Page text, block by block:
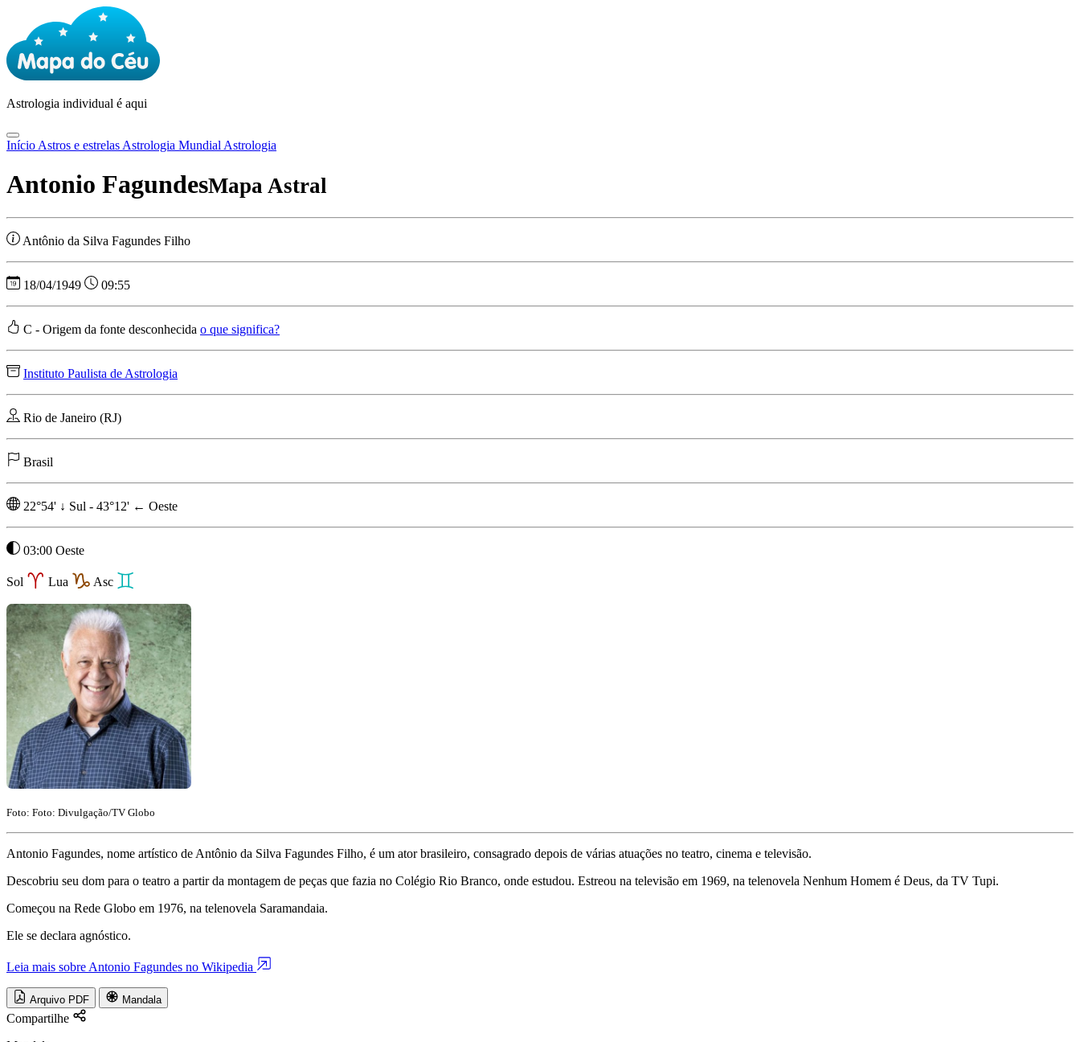
Astrologia individual é aqui
Início Astros e estrelas Astrologia Mundial Astrologia
Antonio FagundesMapa Astral
Antônio da Silva Fagundes Filho
18/04/1949 09:55
C - Origem da fonte desconhecida o que significa?
Instituto Paulista de Astrologia
Rio de Janeiro (RJ)
Brasil
22°54' ↓ Sul - 43°12' ← Oeste
03:00 Oeste
Sol Lua Asc
Foto: Foto: Divulgação/TV Globo
Antonio Fagundes, nome artístico de Antônio da Silva Fagundes Filho, é um ator brasileiro, consagrado depois de várias atuações no teatro, cinema e televisão.
Descobriu seu dom para o teatro a partir da montagem de peças que fazia no Colégio Rio Branco, onde estudou. Estreou na televisão em 1969, na telenovela Nenhum Homem é Deus, da TV Tupi.
Começou na Rede Globo em 1976, na telenovela Saramandaia.
Ele se declara agnóstico.
Leia mais sobre Antonio Fagundes no Wikipedia
Arquivo PDF Mandala
Compartilhe